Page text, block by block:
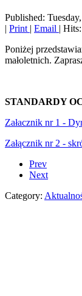
Published:
| Print | Email |
Poniżej
małoletnich.
STANDARDY
Załacznik nr 1 -
Załącznik nr 2 -
Prev
Next
Category: